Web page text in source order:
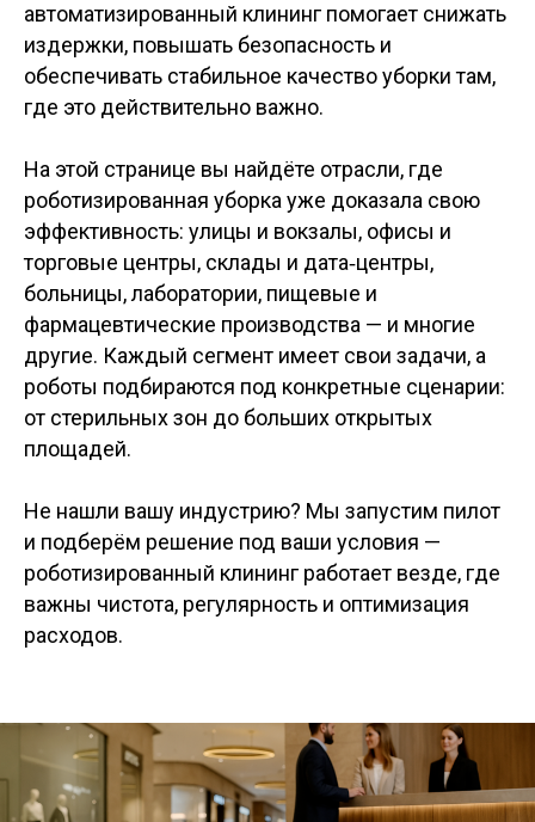
автоматизированный клининг помогает снижать
издержки, повышать безопасность и
обеспечивать стабильное качество уборки там,
где это действительно важно.
На этой странице вы найдёте отрасли, где
роботизированная уборка уже доказала свою
эффективность: улицы и вокзалы, офисы и
торговые центры, склады и дата‑центры,
больницы, лаборатории, пищевые и
фармацевтические производства — и многие
другие. Каждый сегмент имеет свои задачи, а
роботы подбираются под конкретные сценарии:
от стерильных зон до больших открытых
площадей.
Не нашли вашу индустрию? Мы запустим пилот
и подберём решение под ваши условия —
роботизированный клининг работает везде, где
важны чистота, регулярность и оптимизация
расходов.